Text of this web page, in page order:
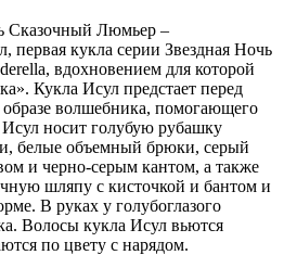
Сказочный Люмьер –
первая кукла серии Звездная Ночь
вдохновением для которой
Кукла Исул предстает перед
волшебника, помогающего
носит голубую рубашку
белые объемный брюки, серый
и черно-серым кантом, а также
шляпу с кисточкой и бантом и
В руках у голубоглазого
Волосы кукла Исул вьются
по цвету с нарядом.